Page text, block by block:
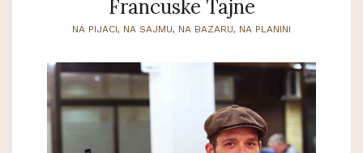
Francuske Tajne
NA PIJACI, NA SAJMU, NA BAZARU, NA PLANINI